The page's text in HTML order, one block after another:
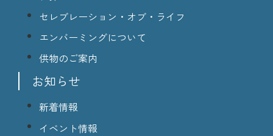
セレブレーション・オブ・ライフ
エンバーミングについて
供物のご案内
お知らせ
新着情報
イベント情報